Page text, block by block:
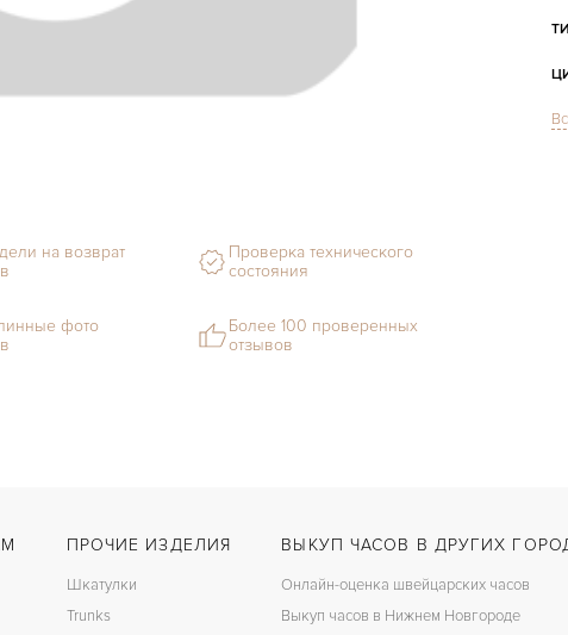
на возврат
Проверка технического
состояния
фото
Более 100 проверенных
отзывов
ПРОЧИЕ ИЗДЕЛИЯ
Шкатулки
Trunks
ВЫКУП ЧАСОВ В ДРУГИХ
Онлайн-оценка швейцарских часов
Выкуп часов в Нижнем Новгороде